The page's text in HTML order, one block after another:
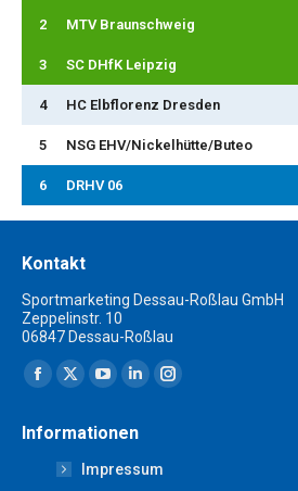
2 MTV Braunschweig
3 SC DHfK Leipzig
4 HC Elbflorenz Dresden
5 NSG EHV/Nickelhütte/Buteo
6 DRHV 06
Kontakt
Sportmarketing Dessau-Roßlau GmbH
Zeppelinstr. 10
06847 Dessau-Roßlau
Finden Sie uns auf:
Facebook
opens
X
opens
in
YouTube
opens
in
Linkedin
opens
in
Instagram
Informationen
Impressum